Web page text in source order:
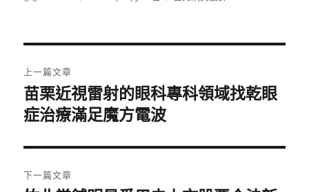
章
導
覽
上一篇文章
上
一
文
章:
苗栗近視雷射的眼科專科領域找乾眼
症治療滿足魔方電波
下一篇文章